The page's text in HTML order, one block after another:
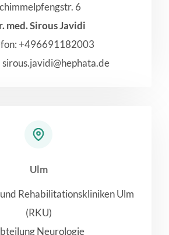
6
med. Sirous Javidi
+496691182003
Ulm
Rehabilitationskliniken Ulm
(RKU)
Neurologie